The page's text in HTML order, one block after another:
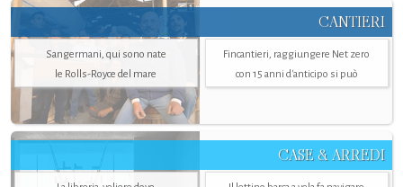
CANTIERI
Sangermani, qui sono nate
le Rolls-Royce del mare
Fincantieri, raggiungere Net zero
con 15 anni d'anticipo si può
CASE & ARREDI